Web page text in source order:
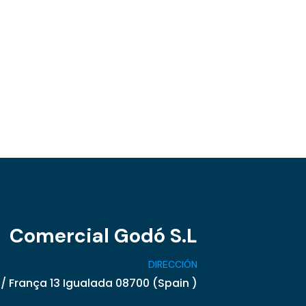
Comercial Godó S.L
DIRECCIÓN
França 13 Igualada 08700 (Spain )